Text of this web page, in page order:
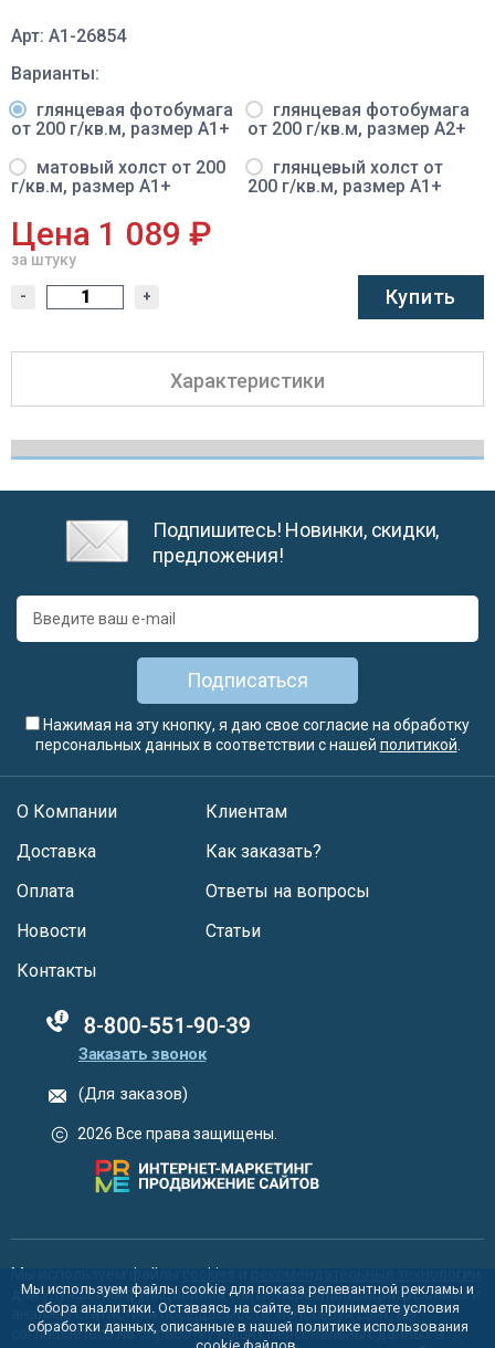
Арт: A1-26854
Варианты:
глянцевая фотобумага
от 200 г/кв.м, размер A1+
глянцевая фотобумага
от 200 г/кв.м, размер A2+
матовый холст от 200
г/кв.м, размер A1+
глянцевый холст от
200 г/кв.м, размер A1+
Цена 1 089 ₽
за штуку
- + Купить
Характеристики
Подпишитесь! Новинки, скидки,
предложения!
Подписаться
Нажимая на эту кнопку, я даю свое согласие на обработку
персональных данных в соответствии с нашей политикой
О Компании
Доставка
Оплата
Новости
Клиентам
Как заказать?
Ответы на вопросы
Статьи
Контакты
88005555550
Заказать звонок
(Для заказов)
2026 Все права защищены.
Мы используем файлы cookies
для улучшения функционала сайта, персонализации рекламы и
анализа статистики посещаемости. Используя сайт, вы
соглашаетесь на обработку ваших персональных данных в
Мы используем файлы cookie для показа релевантной рекламы и
сбора аналитики. Оставаясь на сайте, вы принимаете условия
обработки данных, описанные в нашей политике использования